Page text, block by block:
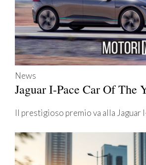
News
Jaguar I-Pace Car Of The
Il prestigioso premio va alla Jaguar